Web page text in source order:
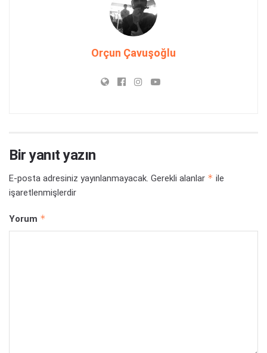
Orçun Çavuşoğlu
Bir yanıt yazın
E-posta adresiniz yayınlanmayacak. Gerekli alanlar * ile
işaretlenmişlerdir
Yorum *